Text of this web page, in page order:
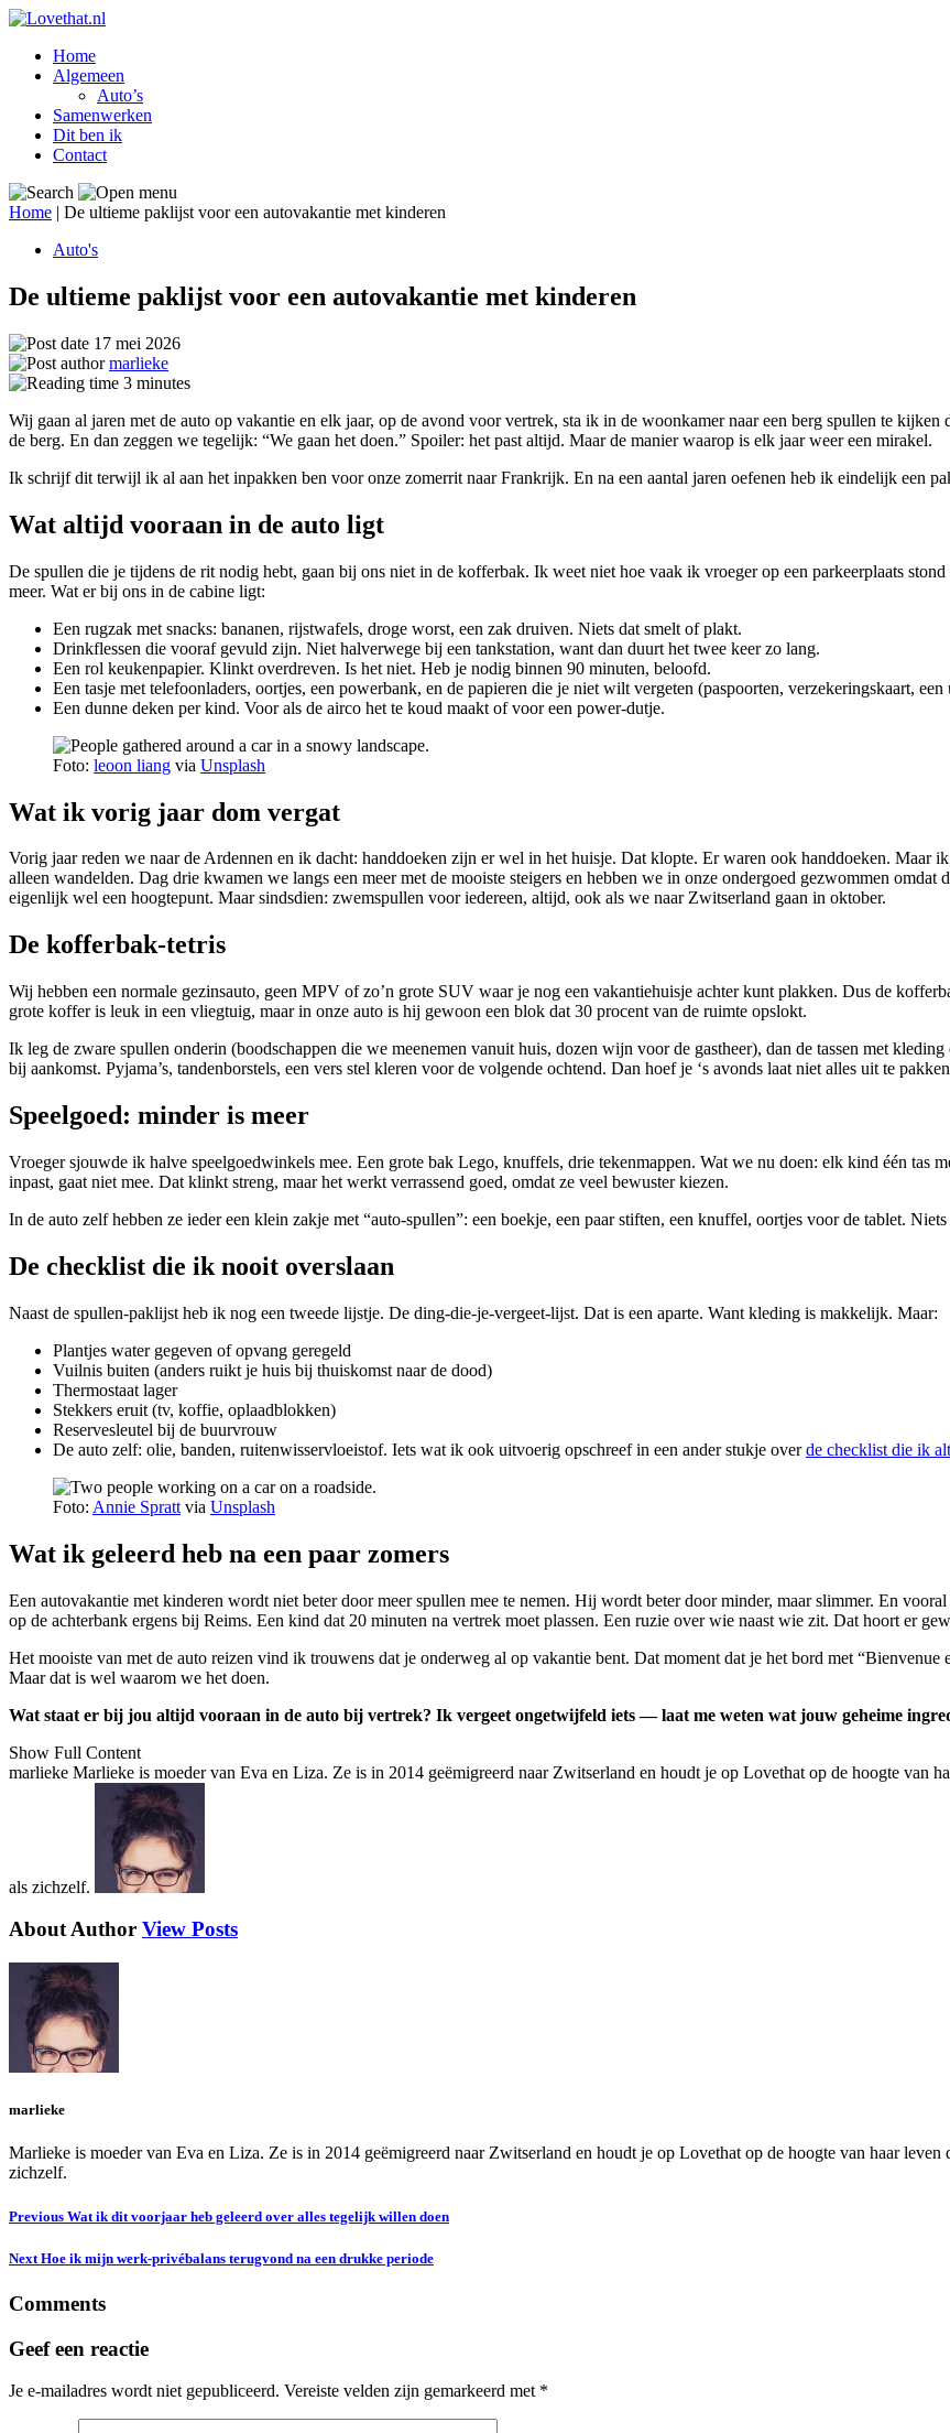
Home
Algemeen
Auto’s
Samenwerken
Dit ben ik
Contact
Home | De ultieme paklijst voor een autovakantie met kinderen
Auto's
De ultieme paklijst voor een autovakantie met kinderen
17 mei 2026
marlieke
3 minutes
Wij gaan al jaren met de auto op vakantie en elk jaar, op de avond voor vertrek, sta ik in de woonkamer naar een berg spullen te
de berg. En dan zeggen we tegelijk: “We gaan het doen.” Spoiler: het past altijd. Maar de manier waarop is elk jaar weer een mirakel.
Ik schrijf dit terwijl ik al aan het inpakken ben voor onze zomerrit naar Frankrijk. En na een aantal jaren oefenen heb ik eindelijk een
Wat altijd vooraan in de auto ligt
De spullen die je tijdens de rit nodig hebt, gaan bij ons niet in de kofferbak. Ik weet niet hoe vaak ik vroeger op een parkeerplaats
meer. Wat er bij ons in de cabine ligt:
Een rugzak met snacks: bananen, rijstwafels, droge worst, een zak druiven. Niets dat smelt of plakt.
Drinkflessen die vooraf gevuld zijn. Niet halverwege bij een tankstation, want dan duurt het twee keer zo lang.
Een rol keukenpapier. Klinkt overdreven. Is het niet. Heb je nodig binnen 90 minuten, beloofd.
Een tasje met telefoonladers, oortjes, een powerbank, en de papieren die je niet wilt vergeten (paspoorten, verzekeringskaart,
Een dunne deken per kind. Voor als de airco het te koud maakt of voor een power-dutje.
Foto: leoon liang via Unsplash
Wat ik vorig jaar dom vergat
Vorig jaar reden we naar de Ardennen en ik dacht: handdoeken zijn er wel in het huisje. Dat klopte. Er waren ook handdoeken. Maar
alleen wandelden. Dag drie kwamen we langs een meer met de mooiste steigers en hebben we in onze ondergoed gezwommen
eigenlijk wel een hoogtepunt. Maar sindsdien: zwemspullen voor iedereen, altijd, ook als we naar Zwitserland gaan in oktober.
De kofferbak-tetris
Wij hebben een normale gezinsauto, geen MPV of zo’n grote SUV waar je nog een vakantiehuisje achter kunt plakken. Dus de
grote koffer is leuk in een vliegtuig, maar in onze auto is hij gewoon een blok dat 30 procent van de ruimte opslokt.
Ik leg de zware spullen onderin (boodschappen die we meenemen vanuit huis, dozen wijn voor de gastheer), dan de tassen met
bij aankomst. Pyjama’s, tandenborstels, een vers stel kleren voor de volgende ochtend. Dan hoef je ‘s avonds laat niet alles uit te
Speelgoed: minder is meer
Vroeger sjouwde ik halve speelgoedwinkels mee. Een grote bak Lego, knuffels, drie tekenmappen. Wat we nu doen: elk kind één tas
inpast, gaat niet mee. Dat klinkt streng, maar het werkt verrassend goed, omdat ze veel bewuster kiezen.
In de auto zelf hebben ze ieder een klein zakje met “auto-spullen”: een boekje, een paar stiften, een knuffel, oortjes voor de tablet.
De checklist die ik nooit overslaan
Naast de spullen-paklijst heb ik nog een tweede lijstje. De ding-die-je-vergeet-lijst. Dat is een aparte. Want kleding is makkelijk. Maar:
Plantjes water gegeven of opvang geregeld
Vuilnis buiten (anders ruikt je huis bij thuiskomst naar de dood)
Thermostaat lager
Stekkers eruit (tv, koffie, oplaadblokken)
Reservesleutel bij de buurvrouw
De auto zelf: olie, banden, ruitenwisservloeistof. Iets wat ik ook uitvoerig opschreef in een ander stukje overde checklist die ik
Foto: Annie Spratt via Unsplash
Wat ik geleerd heb na een paar zomers
Een autovakantie met kinderen wordt niet beter door meer spullen mee te nemen. Hij wordt beter door minder, maar slimmer. En
op de achterbank ergens bij Reims. Een kind dat 20 minuten na vertrek moet plassen. Een ruzie over wie naast wie zit. Dat hoort er
Het mooiste van met de auto reizen vind ik trouwens dat je onderweg al op vakantie bent. Dat moment dat je het bord met
Maar dat is wel waarom we het doen.
Wat staat er bij jou altijd vooraan in de auto bij vertrek? Ik vergeet ongetwijfeld iets — laat me weten wat jouw geheime
Show Full Content
marlieke Marlieke is moeder van Eva en Liza. Ze is in 2014 geëmigreerd naar Zwitserland en houdt je op Lovethat op de hoogte van
als zichzelf.
About Author View Posts
marlieke
Marlieke is moeder van Eva en Liza. Ze is in 2014 geëmigreerd naar Zwitserland en houdt je op Lovethat op de hoogte van haar
zichzelf.
Previous Wat ik dit voorjaar heb geleerd over alles tegelijk willen doen
Next Hoe ik mijn werk-privébalans terugvond na een drukke periode
Comments
Geef een reactie
Je e-mailadres wordt niet gepubliceerd. Vereiste velden zijn gemarkeerd met *